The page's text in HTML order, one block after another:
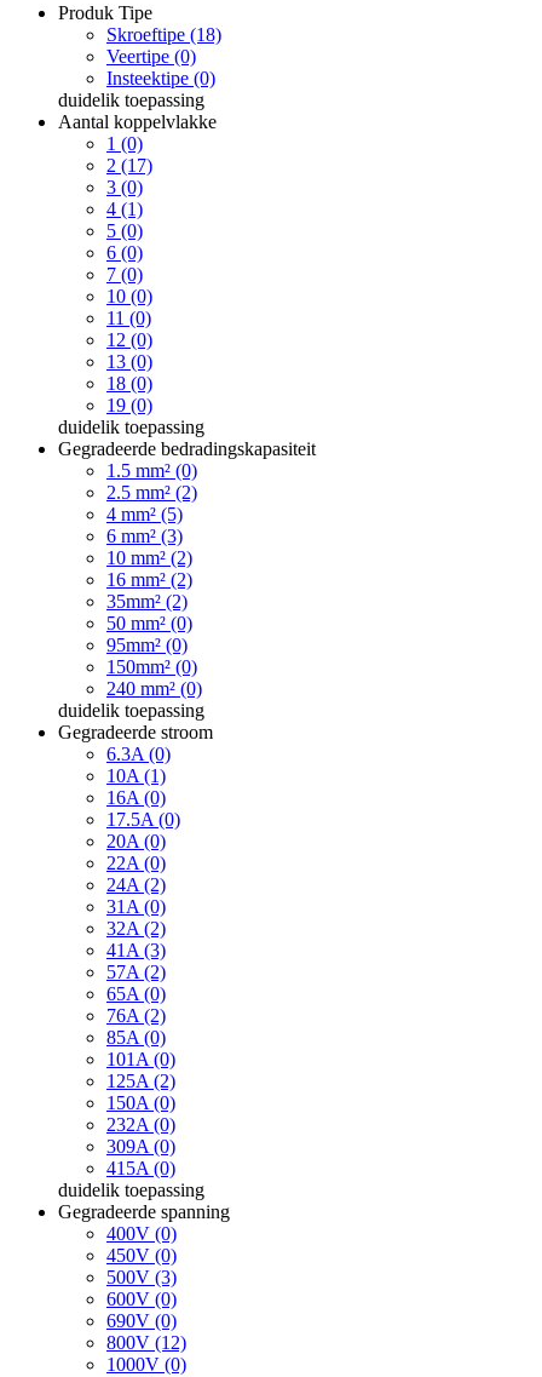
Produk Tipe
Skroeftipe (18)
Veertipe (0)
Insteektipe (0)
duidelik toepassing
Aantal koppelvlakke
1 (0)
2 (17)
3 (0)
4 (1)
5 (0)
6 (0)
7 (0)
10 (0)
11 (0)
12 (0)
13 (0)
18 (0)
19 (0)
duidelik toepassing
Gegradeerde bedradingskapasiteit
1.5 mm² (0)
2.5 mm² (2)
4 mm² (5)
6 mm² (3)
10 mm² (2)
16 mm² (2)
35mm² (2)
50 mm² (0)
95mm² (0)
150mm² (0)
240 mm² (0)
duidelik toepassing
Gegradeerde stroom
6.3A (0)
10A (1)
16A (0)
17.5A (0)
20A (0)
22A (0)
24A (2)
31A (0)
32A (2)
41A (3)
57A (2)
65A (0)
76A (2)
85A (0)
101A (0)
125A (2)
150A (0)
232A (0)
309A (0)
415A (0)
duidelik toepassing
Gegradeerde spanning
400V (0)
450V (0)
500V (3)
600V (0)
690V (0)
800V (12)
1000V (0)